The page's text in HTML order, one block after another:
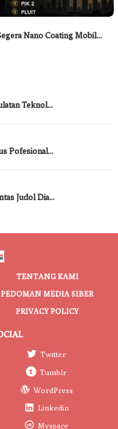
Nano Coating Mobil…
Teknol…
Pofesional…
Judol Dia…
TENTANG KAMI
PEDOMAN MEDIA SIBER
PRIVACY POLICY
Twitter
Tumblr
WordPress
Linkedin
Myspace